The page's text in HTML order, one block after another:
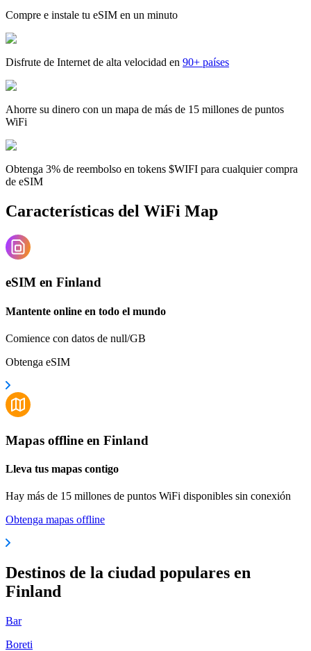
Compre e instale tu eSIM en un minuto
Disfrute de Internet de alta velocidad en 90+ países
Ahorre su dinero con un mapa de más de 15 millones de puntos
WiFi
Obtenga 3% de reembolso en tokens $WIFI para cualquier compra
de eSIM
Características del WiFi Map
eSIM en Finland
Mantente online en todo el mundo
Comience con datos de null/GB
Obtenga eSIM
Mapas offline en Finland
Lleva tus mapas contigo
Hay más de 15 millones de puntos WiFi disponibles sin conexión
Obtenga mapas offline
Destinos de la ciudad populares en
Finland
Bar
Boreti